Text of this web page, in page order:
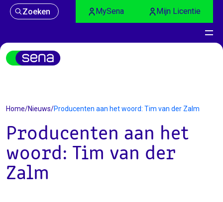
Zoeken MySena Mijn Licentie
Home/Nieuws/Producenten aan het woord: Tim van der Zalm
Producenten aan het
woord: Tim van der
Zalm